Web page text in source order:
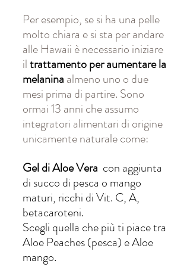
Per esempio, se si ha una pelle
molto chiara e si sta per andare
alle Hawaii è necessario iniziare
il trattamento per aumentare la
melanina almeno uno o due
mesi prima di partire. Sono
ormai 13 anni che assumo
integratori alimentari di origine
unicamente naturale come:
Gel di Aloe Vera
  con aggiunta
di succo di pesca o mango
maturi, ricchi di Vit. C, A,
betacaroteni.
Scegli quella che più ti piace tra
Aloe Peaches (pesca) e Aloe
mango.